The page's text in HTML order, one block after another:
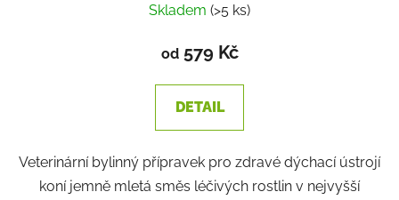
hodnocení
produktu
je
3,1
z
hvězdiček.
Skladem (>5 ks)
od579 Kč
DETAIL
Veterinární bylinný přípravek pro zdravé dýchací ústrojí
koní jemně mletá směs léčivých rostlin v nejvyšší